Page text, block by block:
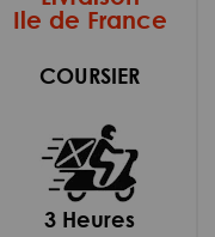
Ile de France
COURSIER
3 Heures